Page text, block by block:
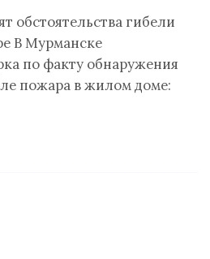
обстоятельства гибели
В Мурманске
по факту обнаружения
пожара в жилом доме: